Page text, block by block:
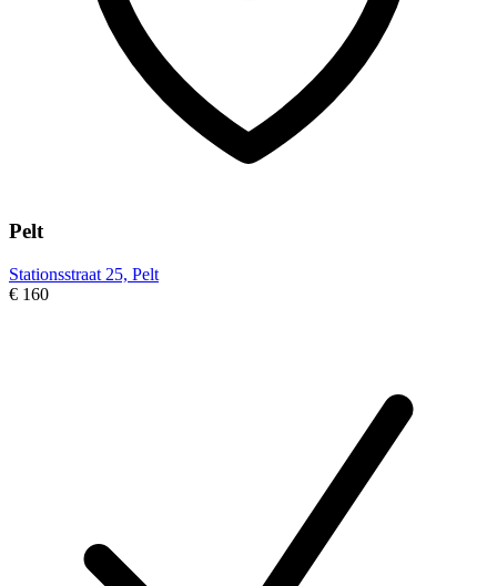
Pelt
Stationsstraat 25, Pelt
€ 160